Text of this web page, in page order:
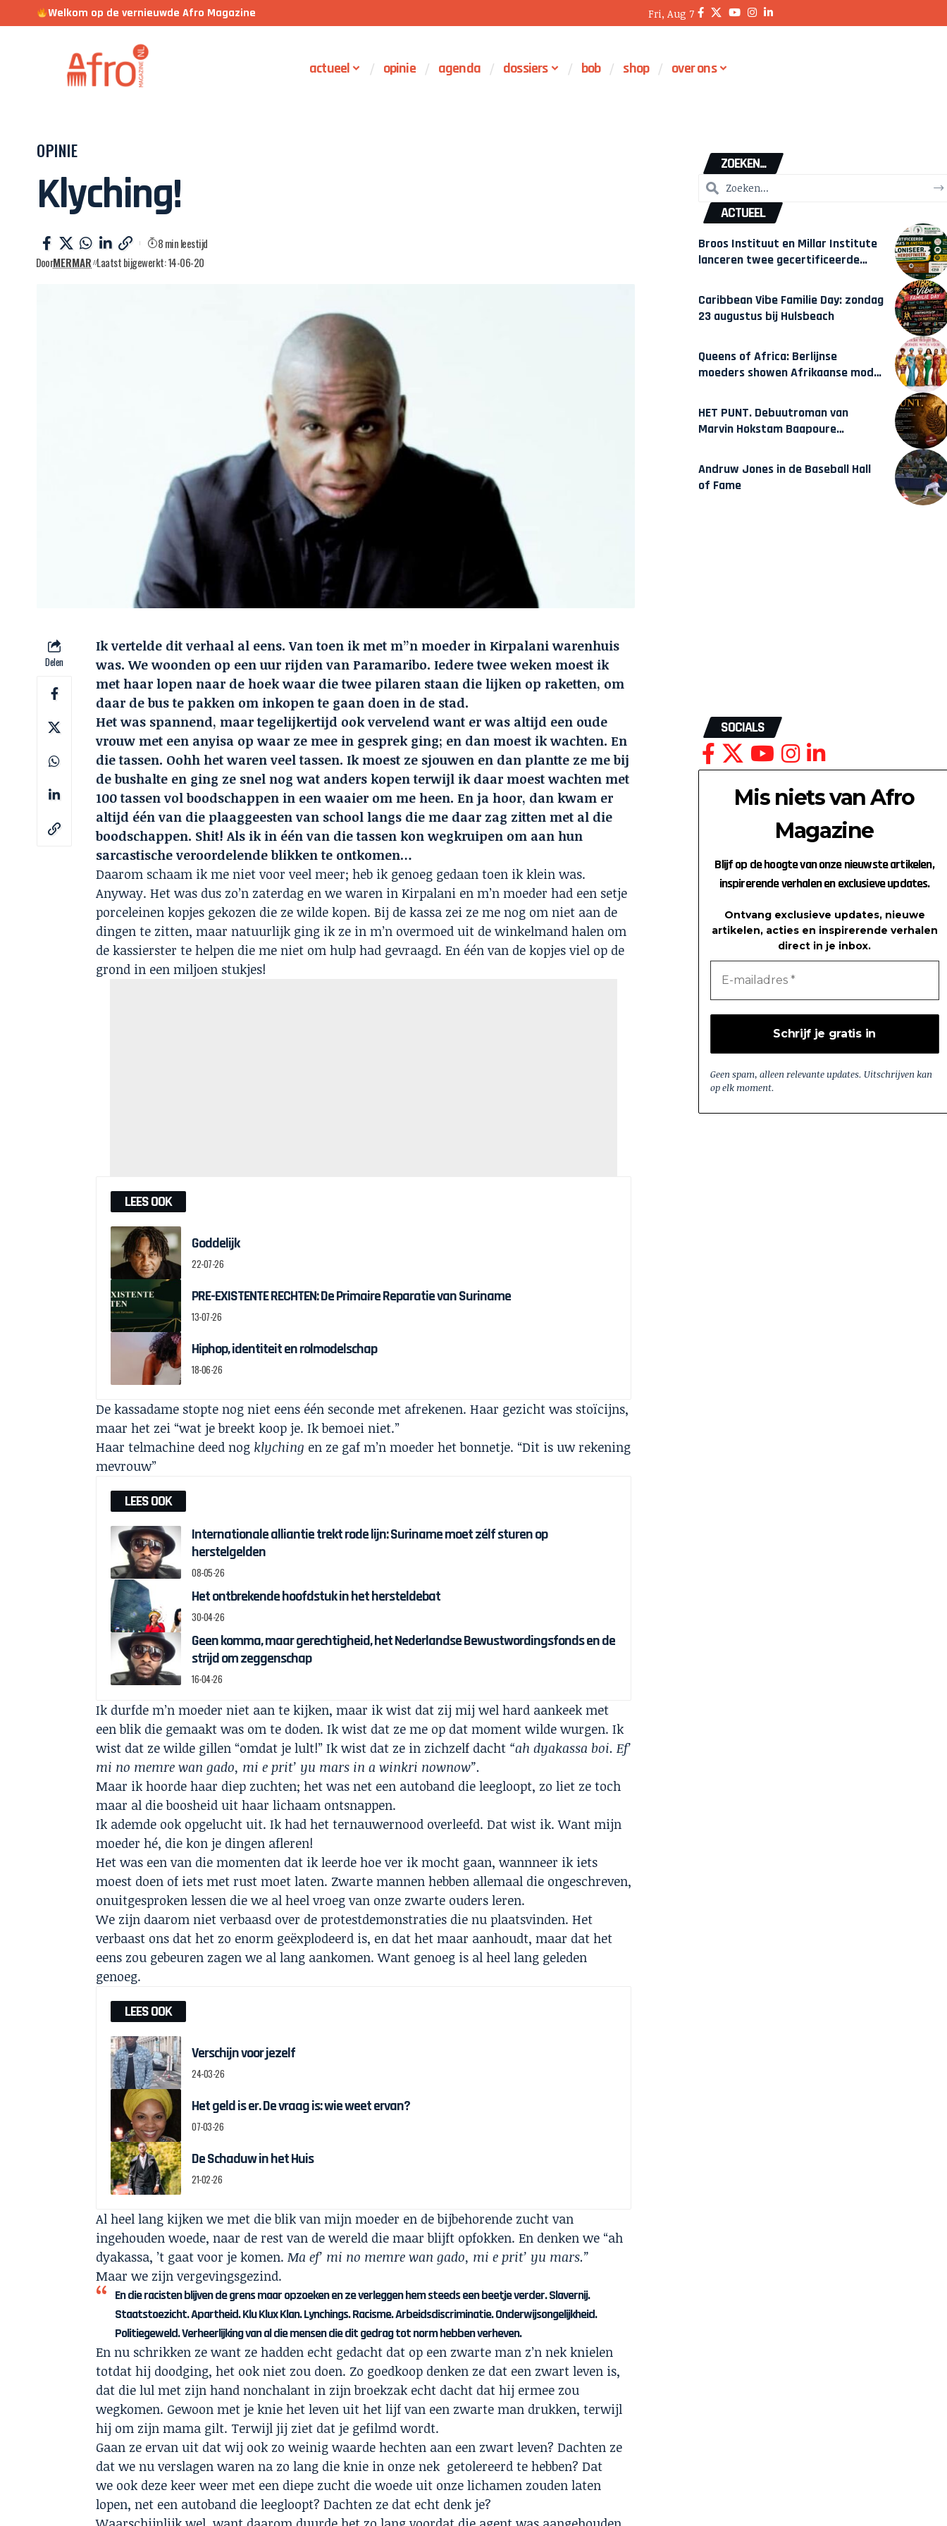
Welkom op de vernieuwde Afro Magazine Fri, Aug 7
actueel opinie agenda dossiers bob shop over ons
OPINIE
Klyching!
DoorMERMAR Laatst bijgewerkt: 14-06-20
8 min leestijd
Delen
Ik vertelde dit verhaal al eens. Van toen ik met m”n moeder in Kirpalani warenhuis
was. We woonden op een uur rijden van Paramaribo. Iedere twee weken moest ik
met haar lopen naar de hoek waar die twee pilaren staan die lijken op raketten, om
daar de bus te pakken om inkopen te gaan doen in de stad.
Het was spannend, maar tegelijkertijd ook vervelend want er was altijd een oude
vrouw met een anyisa op waar ze mee in gesprek ging; en dan moest ik wachten. En
die tassen. Oohh het waren veel tassen. Ik moest ze sjouwen en dan plantte ze me bij
de bushalte en ging ze snel nog wat anders kopen terwijl ik daar moest wachten met
100 tassen vol boodschappen in een waaier om me heen. En ja hoor, dan kwam er
altijd één van die plaaggeesten van school langs die me daar zag zitten met al die
boodschappen. Shit! Als ik in één van die tassen kon wegkruipen om aan hun
sarcastische veroordelende blikken te ontkomen…
Daarom schaam ik me niet voor veel meer; heb ik genoeg gedaan toen ik klein was.
Anyway. Het was dus zo’n zaterdag en we waren in Kirpalani en m’n moeder had een setje
porceleinen kopjes gekozen die ze wilde kopen. Bij de kassa zei ze me nog om niet aan de
dingen te zitten, maar natuurlijk ging ik ze in m’n overmoed uit de winkelmand halen om
de kassierster te helpen die me niet om hulp had gevraagd. En één van de kopjes viel op de
grond in een miljoen stukjes!
LEES OOK
Goddelijk
22-07-26
PRE-EXISTENTE RECHTEN: De Primaire Reparatie van Suriname
13-07-26
Hiphop, identiteit en rolmodelschap
18-06-26
De kassadame stopte nog niet eens één seconde met afrekenen. Haar gezicht was stoïcijns,
maar het zei “wat je breekt koop je. Ik bemoei niet.”
Haar telmachine deed nog klyching en ze gaf m’n moeder het bonnetje. “Dit is uw rekening
mevrouw”
LEES OOK
Internationale alliantie trekt rode lijn: Suriname moet zélf sturen op
herstelgelden
08-05-26
Het ontbrekende hoofdstuk in het hersteldebat
30-04-26
Geen komma, maar gerechtigheid, het Nederlandse Bewustwordingsfonds en de
strijd om zeggenschap
16-04-26
Ik durfde m’n moeder niet aan te kijken, maar ik wist dat zij mij wel hard aankeek met
een blik die gemaakt was om te doden. Ik wist dat ze me op dat moment wilde wurgen. Ik
wist dat ze wilde gillen “omdat je lult!” Ik wist dat ze in zichzelf dacht “ah dyakassa boi. Ef’
mi no memre wan gado, mi e prit’ yu mars in a winkri nownow”.
Maar ik hoorde haar diep zuchten; het was net een autoband die leegloopt, zo liet ze toch
maar al die boosheid uit haar lichaam ontsnappen.
Ik ademde ook opgelucht uit. Ik had het ternauwernood overleefd. Dat wist ik. Want mijn
moeder hé, die kon je dingen afleren!
Het was een van die momenten dat ik leerde hoe ver ik mocht gaan, wannneer ik iets
moest doen of iets met rust moet laten. Zwarte mannen hebben allemaal die ongeschreven,
onuitgesproken lessen die we al heel vroeg van onze zwarte ouders leren.
We zijn daarom niet verbaasd over de protestdemonstraties die nu plaatsvinden. Het
verbaast ons dat het zo enorm geëxplodeerd is, en dat het maar aanhoudt, maar dat het
eens zou gebeuren zagen we al lang aankomen. Want genoeg is al heel lang geleden
genoeg.
LEES OOK
Verschijn voor jezelf
24-03-26
Het geld is er. De vraag is: wie weet ervan?
07-03-26
De Schaduw in het Huis
21-02-26
Al heel lang kijken we met die blik van mijn moeder en de bijbehorende zucht van
ingehouden woede, naar de rest van de wereld die maar blijft opfokken. En denken we “ah
dyakassa, ’t gaat voor je komen.Ma ef’ mi no memre wan gado, mi e prit’ yu mars.”
Maar we zijn vergevingsgezind.
En die racisten blijven de grens maar opzoeken en ze verleggen hem steeds een beetje verder. Slavernij.
Staatstoezicht. Apartheid. Klu Klux Klan. Lynchings. Racisme. Arbeidsdiscriminatie. Onderwijsongelijkheid.
Politiegeweld. Verheerlijking van al die mensen die dit gedrag tot norm hebben verheven.
En nu schrikken ze want ze hadden echt gedacht dat op een zwarte man z’n nek knielen
totdat hij doodging, het ook niet zou doen. Zo goedkoop denken ze dat een zwart leven is,
dat die lul met zijn hand nonchalant in zijn broekzak echt dacht dat hij ermee zou
wegkomen. Gewoon met je knie het leven uit het lijf van een zwarte man drukken, terwijl
hij om zijn mama gilt. Terwijl jij ziet dat je gefilmd wordt.
Gaan ze ervan uit dat wij ook zo weinig waarde hechten aan een zwart leven? Dachten ze
dat we nu verslagen waren na zo lang die knie in onze nek getolereerd te hebben? Dat
we ook deze keer weer met een diepe zucht die woede uit onze lichamen zouden laten
lopen, net een autoband die leegloopt? Dachten ze dat echt denk je?
ZOEKEN...
ACTUEEL
Broos Instituut en Millar Institute
lanceren twee gecertificeerde
Amsterdam
Caribbean Vibe Familie Day: zondag
23 augustus bij Hulsbeach
Queens of Africa: Berlijnse
moeders showen Afrikaanse mode
HET PUNT. Debuutroman van
Marvin Hokstam Baapoure
Andruw Jones in de Baseball Hall
of Fame
SOCIALS
Mis niets van Afro
Magazine
Blijf op de hoogte van onze nieuwste artikelen,
inspirerende verhalen en exclusieve updates.
Ontvang exclusieve updates, nieuwe
artikelen, acties en inspirerende verhalen
direct in je inbox.
Geen spam, alleen relevante updates. Uitschrijven kan
op elk moment.